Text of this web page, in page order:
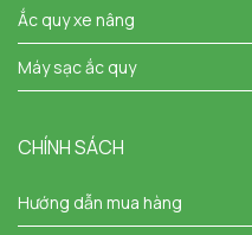
Ắc quy xe nâng
Máy sạc ắc quy
CHÍNH SÁCH
Hướng dẫn mua hàng